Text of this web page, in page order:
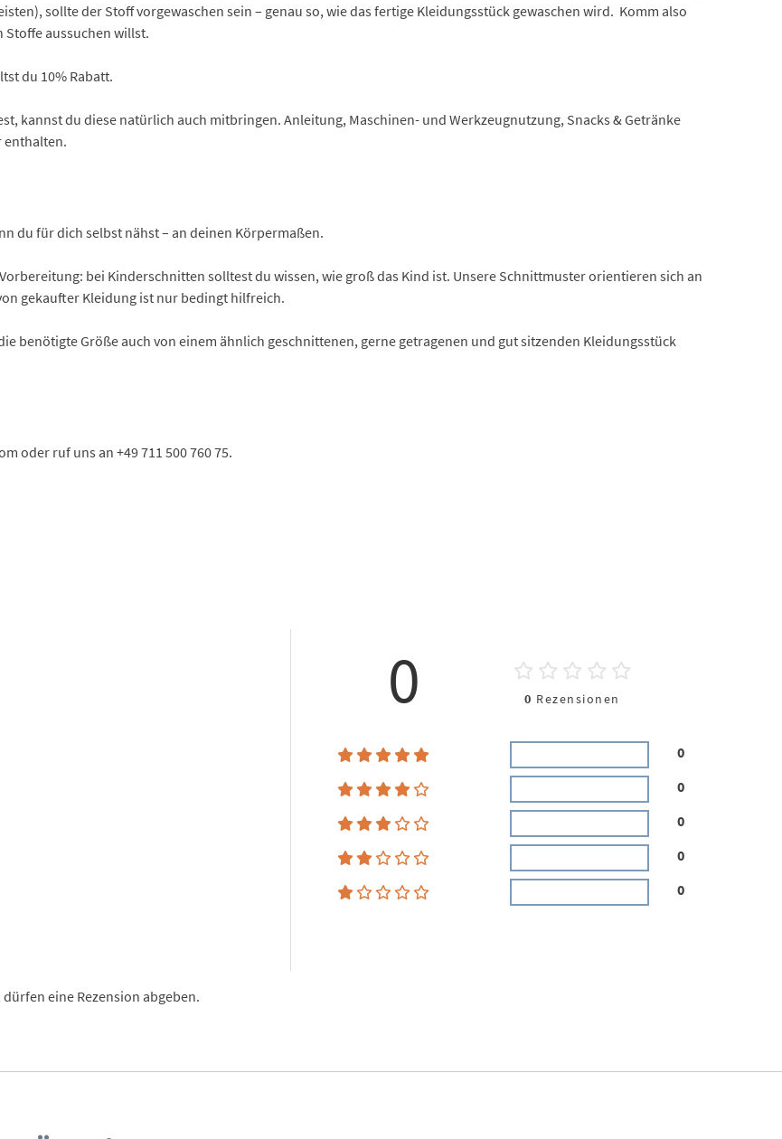
sollte der Stoff vorgewaschen sein – genau so, wie das fertige Kleidungsstück gewaschen wird. Komm also
Stoffe aussuchen willst.
du 10% Rabatt.
kannst du diese natürlich auch mitbringen. Anleitung, Maschinen- und Werkzeugnutzung, Snacks & Getränke
enthalten.
du für dich selbst nähst – an deinen Körpermaßen.
bei Kinderschnitten solltest du wissen, wie groß das Kind ist. Unsere Schnittmuster orientieren sich an
gekaufter Kleidung ist nur bedingt hilfreich.
benötigte Größe auch von einem ähnlich geschnittenen, gerne getragenen und gut sitzenden Kleidungsstück
oder ruf uns an +49 711 500 760 75.
0 0 Rezensionen
0
0
0
0
0
eine Rezension abgeben.